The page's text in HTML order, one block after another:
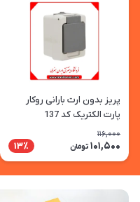
پریز بدون ارت بارانی روکار
پارت الکتریک کد 137
116,000
101,500 تومان 13٪